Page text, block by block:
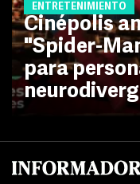
ENTRETENIMIENTO
Cinépolis
"Spider-
para